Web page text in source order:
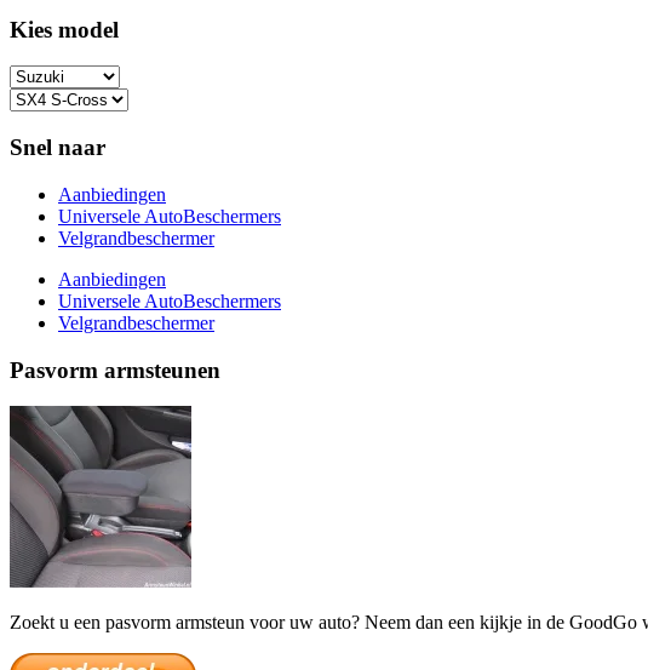
Kies model​
Snel naar
Aanbiedingen
Universele AutoBeschermers
Velgrandbeschermer
Aanbiedingen
Universele AutoBeschermers
Velgrandbeschermer
Pasvorm armsteunen
Zoekt u een pasvorm armsteun voor uw auto? Neem dan een kijkje in de GoodGo